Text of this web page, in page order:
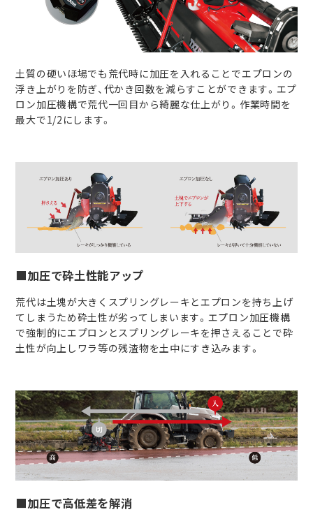
土質の硬いほ場でも荒代時に加圧を入れることでエプロンの
浮き上がりを防ぎ、代かき回数を減らすことができます。エプ
ロン加圧機構で荒代一回目から綺麗な仕上がり。作業時間を
最大で1/2にします。
■加圧で砕土性能アップ
荒代は土塊が大きくスプリングレーキとエプロンを持ち上げ
てしまうため砕土性が劣ってしまいます。エプロン加圧機構
で強制的にエプロンとスプリングレーキを押さえることで砕
土性が向上しワラ等の残渣物を土中にすき込みます。
■加圧で高低差を解消